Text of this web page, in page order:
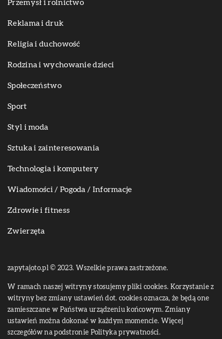
Przemysł i rolnictwo
Reklama i druk
Religia i duchowość
Rodzina i wychowanie dzieci
Społeczeństwo
Sport
Styl i moda
Sztuka i zainteresowania
Technologia i komputery
Wiadomości / Pogoda / Informacje
Zdrowie i fitness
Zwierzęta
zapytajoto.pl © 2023. Wszelkie prawa zastrzeżone.
W ramach naszej witryny stosujemy pliki cookies. Korzystanie z
witryny bez zmiany ustawień dot. cookies oznacza, że będą one
zamieszczane w Państwa urządzeniu końcowym. Zmiany
ustawień można dokonać w każdym momencie. Więcej
szczegółów na podstronie Polityka prywatności.